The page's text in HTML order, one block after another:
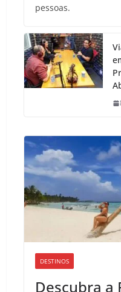
pessoas.
DESTINOS
Descubra a